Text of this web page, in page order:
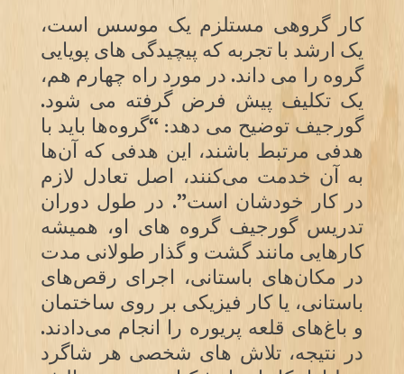
کار گروهی مستلزم یک موسس است،
یک ارشد با تجربه که پیچیدگی های پویایی
گروه را می داند. در مورد راه چهارم هم،
یک تکلیف پیش فرض گرفته می شود.
گورجیف توضیح می دهد: “گروه‌ها باید با
هدفی مرتبط باشند، این هدفی که آن‌ها
به آن خدمت می‌کنند، اصل تعادل لازم
در کار خودشان است”. در طول دوران
تدریس‌ گورجیف گروه های او، همیشه
کارهایی مانند گشت و گذار طولانی مدت
در مکان‌های باستانی، اجرای رقص‌های
باستانی، یا کار فیزیکی بر روی ساختمان
و باغ‌های قلعه پریوره را انجام می‌دادند.
در نتیجه، تلاش های شخصی هر شاگرد